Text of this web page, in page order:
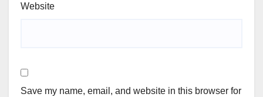
Website
Save my name, email, and website in this browser for